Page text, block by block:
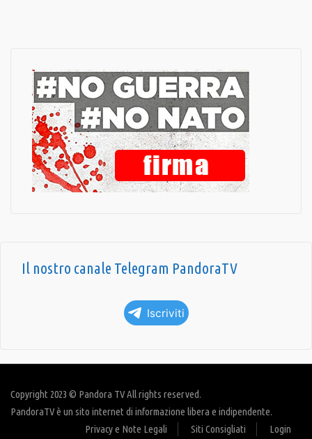
Il nostro canale Telegram PandoraTV
Iscriviti
Copyright 2023 © Pandora TV All rights reserved.
PandoraTV è un sito internet di informazione libera e indipendente.
Privacy e Note Legali
Siti Consigliati Login